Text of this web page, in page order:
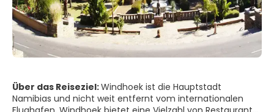
Über das Reiseziel:Windhoek ist die Hauptstadt
Namibias und nicht weit entfernt vom internationalen